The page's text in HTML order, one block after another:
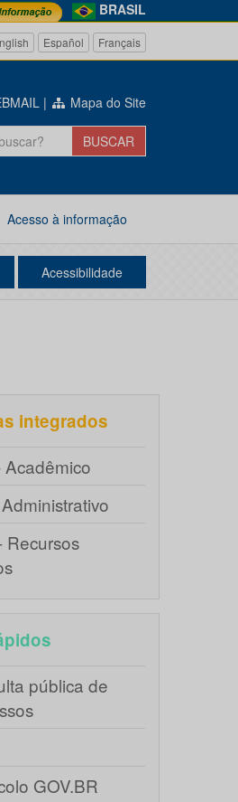
BRASIL
Español Français
| Mapa do Site
Acesso à informação
Acessibilidade
integrados
Acadêmico
Recursos
pública de
GOV.BR